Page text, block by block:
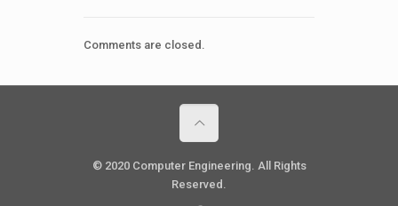
Comments are closed.
© 2020 Computer Engineering. All Rights
Reserved.